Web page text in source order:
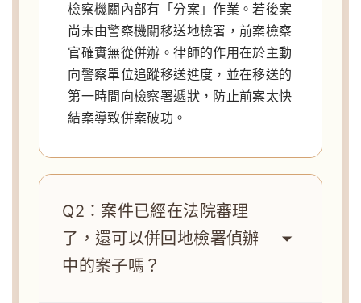
檢察機關內部有「分案」作業。若後案
尚未由警察機關移送地檢署，前案檢察
官確實無從併辦。律師的作用在於主動
向警察單位追蹤移送進度，並在移送的
第一時間向檢察署遞狀，防止前案太快
結案導致併案破功。
Q2：案件已經在法院審理
了，還可以併回地檢署偵辦
中的案子嗎？